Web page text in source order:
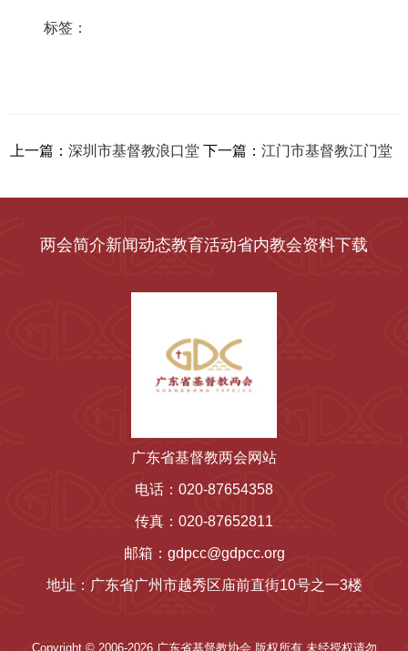
标签：
上一篇：深圳市基督教浪口堂 下一篇：江门市基督教江门堂
两会简介新闻动态教育活动省内教会资料下载
广东省基督教两会网站
电话：020-87654358
传真：020-87652811
邮箱：gdpcc@gdpcc.org
地址：广东省广州市越秀区庙前直街10号之一3楼
Copyright © 2006-2026 广东省基督教协会 版权所有 未经授权请勿